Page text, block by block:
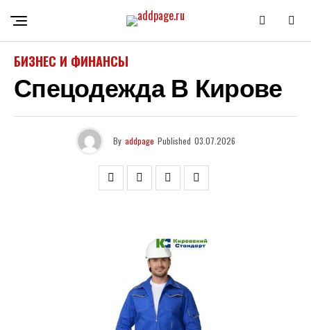
БИЗНЕС И ФИНАНСЫ
Спецодежда В Кирове
By addpage Published 03.07.2026